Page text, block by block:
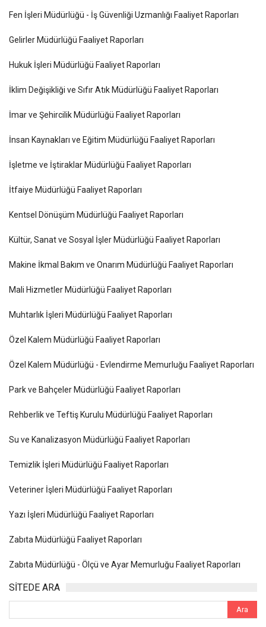
Fen İşleri Müdürlüğü - İş Güvenliği Uzmanlığı Faaliyet Raporları
Gelirler Müdürlüğü Faaliyet Raporları
Hukuk İşleri Müdürlüğü Faaliyet Raporları
İklim Değişikliği ve Sıfır Atık Müdürlüğü Faaliyet Raporları
İmar ve Şehircilik Müdürlüğü Faaliyet Raporları
İnsan Kaynakları ve Eğitim Müdürlüğü Faaliyet Raporları
İşletme ve İştiraklar Müdürlüğü Faaliyet Raporları
İtfaiye Müdürlüğü Faaliyet Raporları
Kentsel Dönüşüm Müdürlüğü Faaliyet Raporları
Kültür, Sanat ve Sosyal İşler Müdürlüğü Faaliyet Raporları
Makine İkmal Bakım ve Onarım Müdürlüğü Faaliyet Raporları
Mali Hizmetler Müdürlüğü Faaliyet Raporları
Muhtarlık İşleri Müdürlüğü Faaliyet Raporları
Özel Kalem Müdürlüğü Faaliyet Raporları
Özel Kalem Müdürlüğü - Evlendirme Memurluğu Faaliyet Raporları
Park ve Bahçeler Müdürlüğü Faaliyet Raporları
Rehberlik ve Teftiş Kurulu Müdürlüğü Faaliyet Raporları
Su ve Kanalizasyon Müdürlüğü Faaliyet Raporları
Temizlik İşleri Müdürlüğü Faaliyet Raporları
Veteriner İşleri Müdürlüğü Faaliyet Raporları
Yazı İşleri Müdürlüğü Faaliyet Raporları
Zabıta Müdürlüğü Faaliyet Raporları
Zabıta Müdürlüğü - Ölçü ve Ayar Memurluğu Faaliyet Raporları
SİTEDE ARA